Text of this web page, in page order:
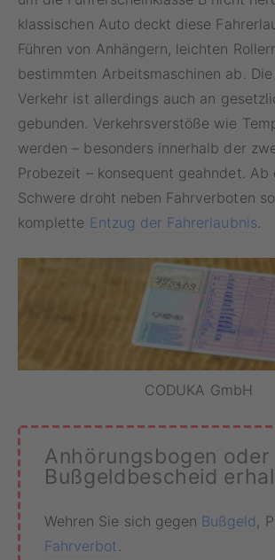
klassischen Auto deckt diese
Führen von Anhängern, leichten
bestimmten Arbeitsmaschinen ab. Die
Verkehr ist allerdings auch an
gebunden. Verkehrsverstöße wie
werden – besonders innerhalb der
Probezeit – konsequent geahndet. Ab
Schwere droht neben Fahrverboten
komplette Entzug der Fahrerlaubnis.
CODUKA GmbH
Anhörungsbogen oder
Bußgeldbescheid
Wehren Sie sich gegen Bußgeld ,
Fahrverbot